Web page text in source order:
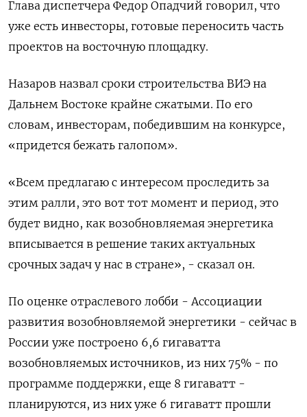
Глава диспетчера Федор Опадчий говорил, что
уже есть инвесторы, готовые переносить часть
проектов на восточную площадку.
Назаров назвал сроки строительства ВИЭ на
Дальнем Востоке крайне сжатыми. По его
словам, инвесторам, победившим на конкурсе,
«придется бежать галопом».
«Всем предлагаю с интересом проследить за
этим ралли, это вот тот момент и период, это
будет видно, как возобновляемая энергетика
вписывается в решение таких актуальных
срочных задач у нас в стране», - сказал он.
По оценке отраслевого лобби - Ассоциации
развития возобновляемой энергетики - сейчас в
России уже построено 6,6 гигаватта
возобновляемых источников, из них 75% - по
программе поддержки, еще 8 гигаватт -
планируются, из них уже 6 гигаватт прошли